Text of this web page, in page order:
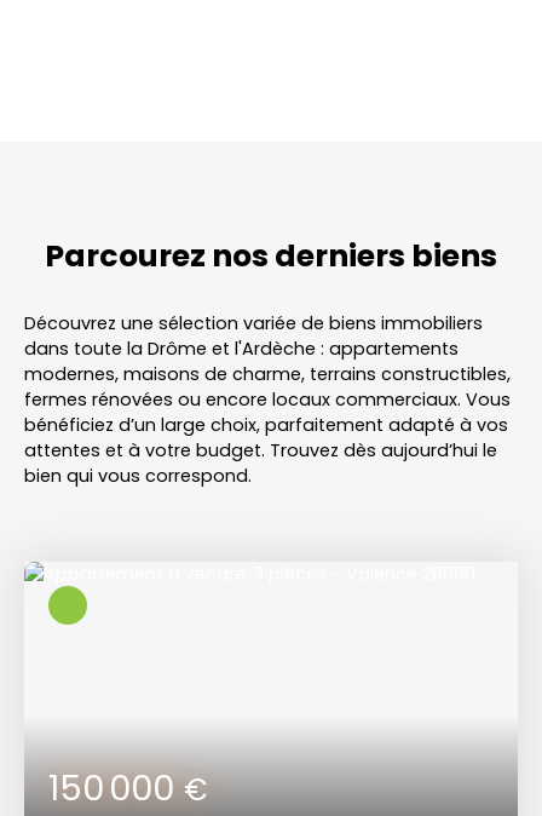
Parcourez nos derniers biens
Découvrez une sélection variée de biens immobiliers
dans toute la Drôme et l'Ardèche : appartements
modernes, maisons de charme, terrains constructibles,
fermes rénovées ou encore locaux commerciaux. Vous
bénéficiez d’un large choix, parfaitement adapté à vos
attentes et à votre budget. Trouvez dès aujourd’hui le
bien qui vous correspond.
150 000€